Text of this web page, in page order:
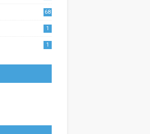
68
1
1